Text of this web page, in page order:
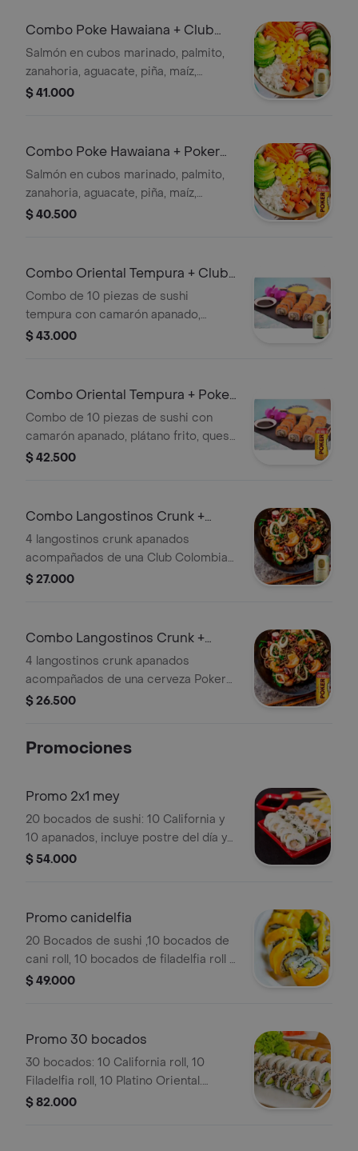
Combo Poke Hawaiana + Club
Colombia Dorada 330Ml.
Salmón en cubos marinado, palmito,
zanahoria, aguacate, piña, maíz,
cebollín, ajonjolí y té de 400 ml sabor
$ 41.000
Combo Poke Hawaiana + Poker
330Ml
Salmón en cubos marinado, palmito,
zanahoria, aguacate, piña, maíz,
cebollín, ajonjolí y té de 400 ml sabor
$ 40.500
Combo Oriental Tempura + Club
Colombia Dorada 330Ml.
Combo de 10 piezas de sushi
tempura con camarón apanado,
plátano frito, queso crema y piel de
$ 43.000
Combo Oriental Tempura + Poker
330Ml
Combo de 10 piezas de sushi con
camarón apanado, plátano frito, queso
crema y piel de salmón. Incluye una
$ 42.500
Combo Langostinos Crunk +
Club Colombia Dorada 330Ml.
4 langostinos crunk apanados
acompañados de una Club Colombia
Dorada 330 ml.
$ 27.000
Combo Langostinos Crunk +
Poker 330Ml
4 langostinos crunk apanados
acompañados de una cerveza Poker
de 330 ml.
$ 26.500
Promociones
Promo 2x1 mey
20 bocados de sushi: 10 California y
10 apanados, incluye postre del día y
bebida de la casa.
$ 54.000
Promo canidelfia
20 Bocados de sushi ,10 bocados de
cani roll, 10 bocados de filadelfia roll y
bebida de la casa .
$ 49.000
Promo 30 bocados
30 bocados: 10 California roll, 10
Filadelfia roll, 10 Platino Oriental.
Incluye bebida de la casa.
$ 82.000